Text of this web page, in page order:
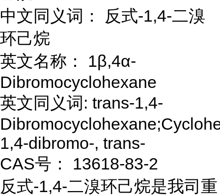
中文同义词： 反式-1,4-二溴
环己烷
英文名称： 1β,4α-
Dibromocyclohexane
英文同义词: trans-1,4-
1,4-dibromo-, trans-
CAS号： 13618-83-2
反式-1,4-二溴环己烷是我司重